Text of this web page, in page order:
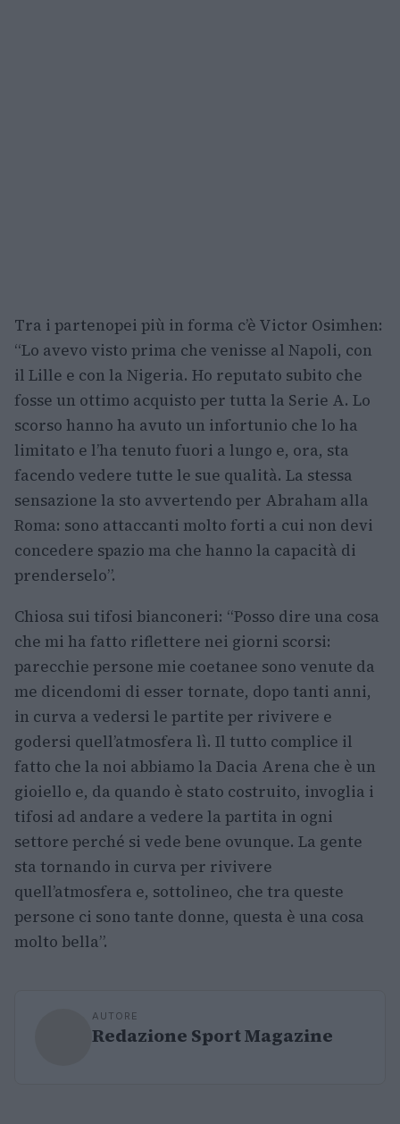
Tra i partenopei più in forma c’è Victor Osimhen:
“Lo avevo visto prima che venisse al Napoli, con
il Lille e con la Nigeria. Ho reputato subito che
fosse un ottimo acquisto per tutta la Serie A. Lo
scorso hanno ha avuto un infortunio che lo ha
limitato e l’ha tenuto fuori a lungo e, ora, sta
facendo vedere tutte le sue qualità. La stessa
sensazione la sto avvertendo per Abraham alla
Roma: sono attaccanti molto forti a cui non devi
concedere spazio ma che hanno la capacità di
prenderselo”.
Chiosa sui tifosi bianconeri: “Posso dire una cosa
che mi ha fatto riflettere nei giorni scorsi:
parecchie persone mie coetanee sono venute da
me dicendomi di esser tornate, dopo tanti anni,
in curva a vedersi le partite per rivivere e
godersi quell’atmosfera lì. Il tutto complice il
fatto che la noi abbiamo la Dacia Arena che è un
gioiello e, da quando è stato costruito, invoglia i
tifosi ad andare a vedere la partita in ogni
settore perché si vede bene ovunque. La gente
sta tornando in curva per rivivere
quell’atmosfera e, sottolineo, che tra queste
persone ci sono tante donne, questa è una cosa
molto bella”.
AUTORE
Redazione Sport Magazine